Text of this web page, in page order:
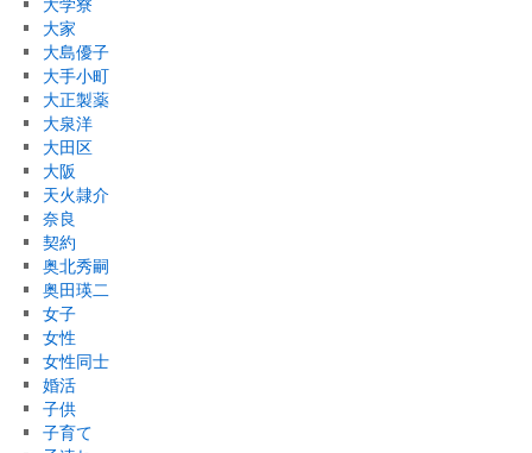
大家
大島優子
大手小町
大正製薬
大泉洋
大田区
大阪
天火隷介
奈良
契約
奥北秀嗣
奥田瑛二
女子
女性
女性同士
婚活
子供
子育て